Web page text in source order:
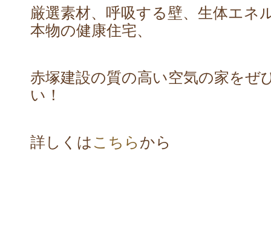
厳選素材、呼吸する壁、生体エネ
本物の健康住宅、
赤塚建設の質の高い空気の家をぜ
い！
詳しくは こちら から